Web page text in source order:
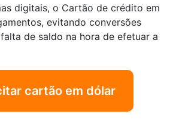
digitais, o Cartão de crédito em
evitando conversões
de saldo na hora de efetuar a
cartão em dólar